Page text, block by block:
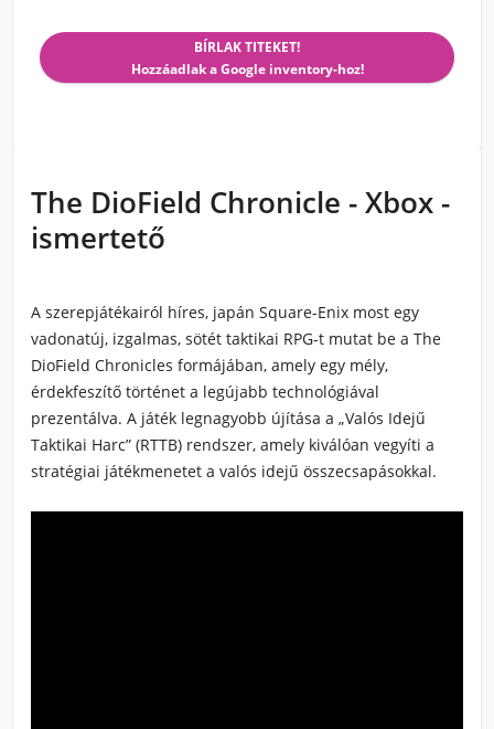
BÍRLAK TITEKET!
Hozzáadlak a Google inventory-hoz!
The DioField Chronicle - Xbox -
ismertető
A szerepjátékairól híres, japán Square-Enix most egy
vadonatúj, izgalmas, sötét taktikai RPG-t mutat be a The
DioField Chronicles formájában, amely egy mély,
érdekfeszítő történet a legújabb technológiával
prezentálva. A játék legnagyobb újítása a „Valós Idejű
Taktikai Harc” (RTTB) rendszer, amely kiválóan vegyíti a
stratégiai játékmenetet a valós idejű összecsapásokkal.